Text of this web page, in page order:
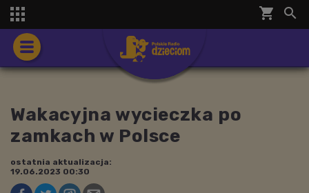
shopping_cart 

Wakacyjna wycieczka po
zamkach w Polsce
ostatnia aktualizacja:
19.06.2023 00:30